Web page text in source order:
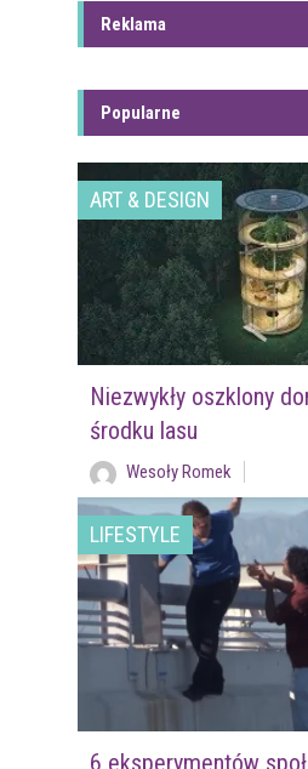
Reklama
Popularne
ART & DESIGN
Niezwykły oszklony
środku lasu
Wesoły Romek
LIFESTYLE